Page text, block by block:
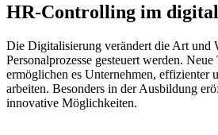
HR-Controlling im
Die Digitalisierung verändert die Art und
Personalprozesse gesteuert werden.
ermöglichen es Unternehmen, effizienter
arbeiten. Besonders in der Ausbildung
innovative Möglichkeiten.